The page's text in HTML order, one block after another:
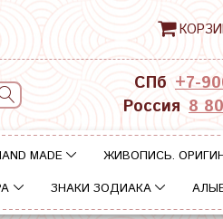
СПб +7-
Россия 8
MADE
ЖИВОПИСЬ.
ЗНАКИ ЗОДИАКА